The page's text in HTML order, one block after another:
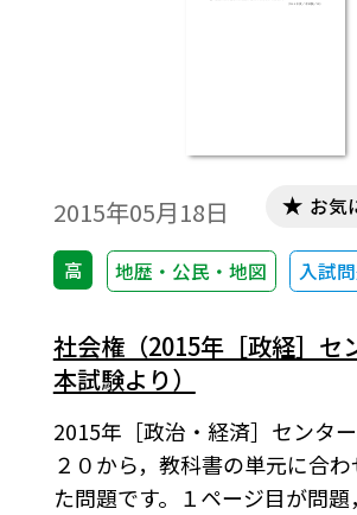
2015年05月18日
高 地歴・公民・地図 入試
お気
社会権（2015年［政経］セ
本試験より）
2015年［政治・経済］センタ
２０から，教科書の単元に合
た問題です。１ページ目が問